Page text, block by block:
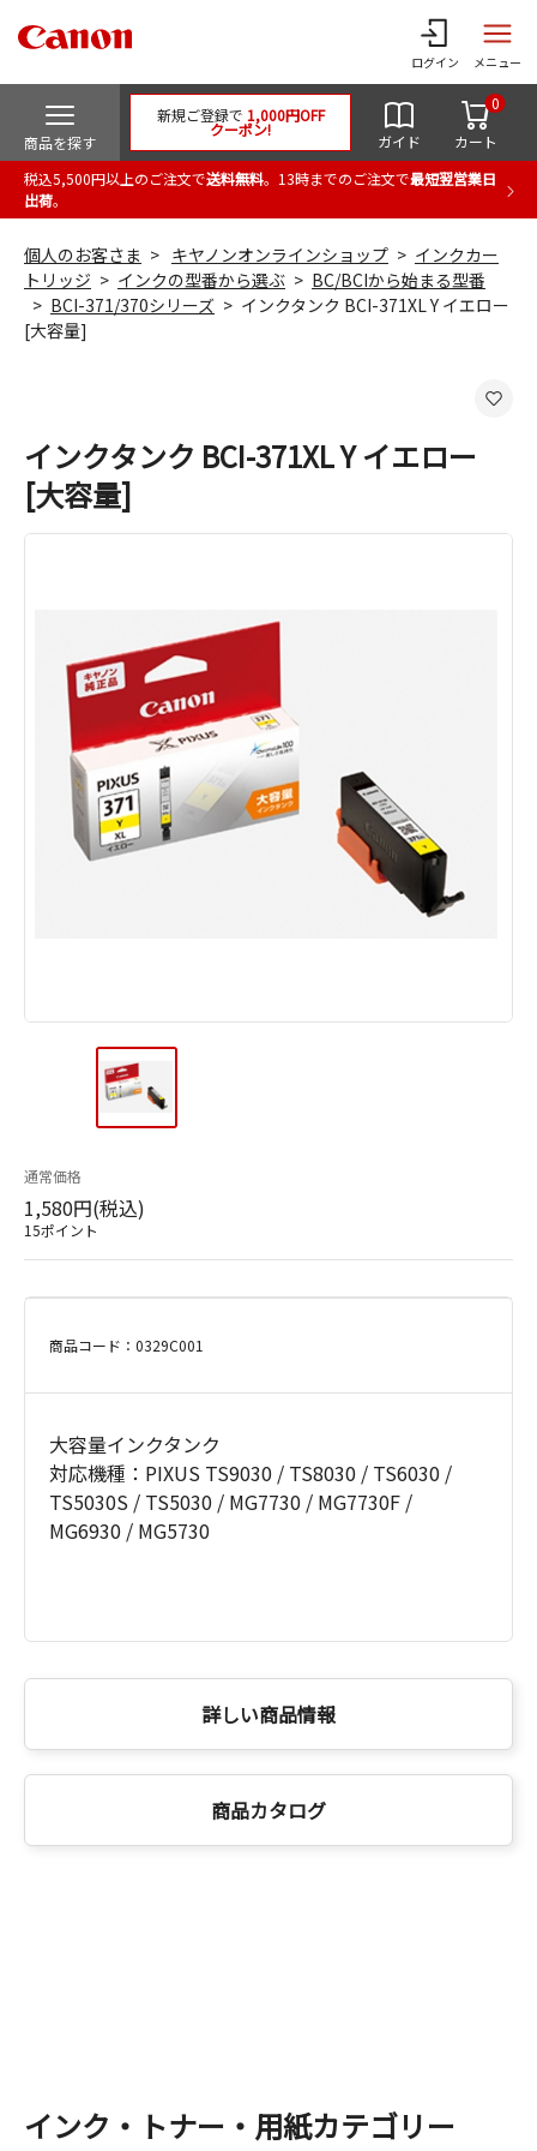
ログイン メニュー
商品を探す
新規ご登録で 1,000円OFF
クーポン!
ガイド カート
0
税込5,500円以上のご注文で送料無料。13時までのご注文で最短翌営業日
出荷。
個人のお客さま キヤノンオンラインショップ
インクカー
トリッジ
インクの型番から選ぶ
BC/BCIから始まる型番
BCI-371/370シリーズ
インクタンク BCI-371XL Y イエロー
[大容量]
インクタンク BCI-371XL Y イエロー
[大容量]
通常価格
1,580円(税込)
15ポイント
商品コード：0329C001
大容量インクタンク
対応機種：PIXUS TS9030 / TS8030 / TS6030 /
TS5030S / TS5030 / MG7730 / MG7730F /
MG6930 / MG5730
詳しい商品情報
商品カタログ
インク・トナー・用紙カテゴリー